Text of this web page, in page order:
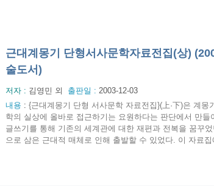
근대계몽기 단형서사문학자료전집(상)
술도서)
저자 : 김영민 외 출판일 : 2003-12-03
내용 : {근대계몽기 단형 서사문학 자료전집}(上·下)은 계
학의 실상에 올바로 접근하기는 요원하다는 판단에서 만
글쓰기를 통해 기존의 세계관에 대한 재편과 전복을 꿈꾸
으로 삼은 근대적 매체로 인해 출발할 수 있었다. 이 자료